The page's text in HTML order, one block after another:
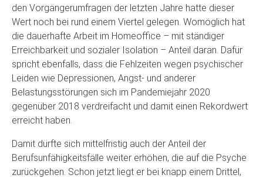
den Vorgängerumfragen der letzten Jahre hatte dieser
Wert noch bei rund einem Viertel gelegen. Womöglich hat
die dauerhafte Arbeit im Homeoffice – mit ständiger
Erreichbarkeit und sozialer Isolation – Anteil daran. Dafür
spricht ebenfalls, dass die Fehlzeiten wegen psychischer
Leiden wie Depressionen, Angst- und anderer
Belastungsstörungen sich im Pandemiejahr 2020
gegenüber 2018 verdreifacht und damit einen Rekordwert
erreicht haben.
Damit dürfte sich mittelfristig auch der Anteil der
Berufsunfähigkeitsfälle weiter erhöhen, die auf die Psyche
zurückgehen. Schon jetzt liegt er bei knapp einem Drittel,